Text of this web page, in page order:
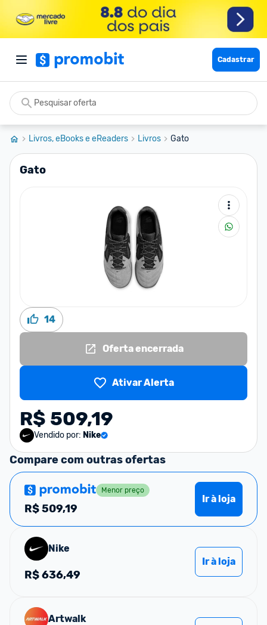
Cadastrar
Livros, eBooks e eReaders Livros Gato
Gato
14
Oferta encerrada
Ativar Alerta
R$ 509,19
Vendido por: Nike
Compare com outras ofertas
Menor preço
R$509,19
Ir à loja
Nike
R$636,49
Ir à loja
Artwalk